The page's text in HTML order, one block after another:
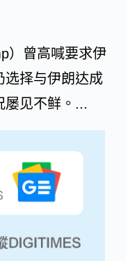
）曾高喊要求伊
选择与伊朗达成
屡见不鲜。...